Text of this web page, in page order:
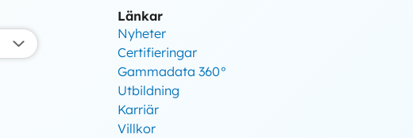
Länkar
Nyheter
Certifieringar
Gammadata 360°
Utbildning
Karriär
Villkor